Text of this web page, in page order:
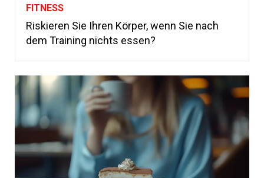
FITNESS
Riskieren Sie Ihren Körper, wenn Sie nach
dem Training nichts essen?